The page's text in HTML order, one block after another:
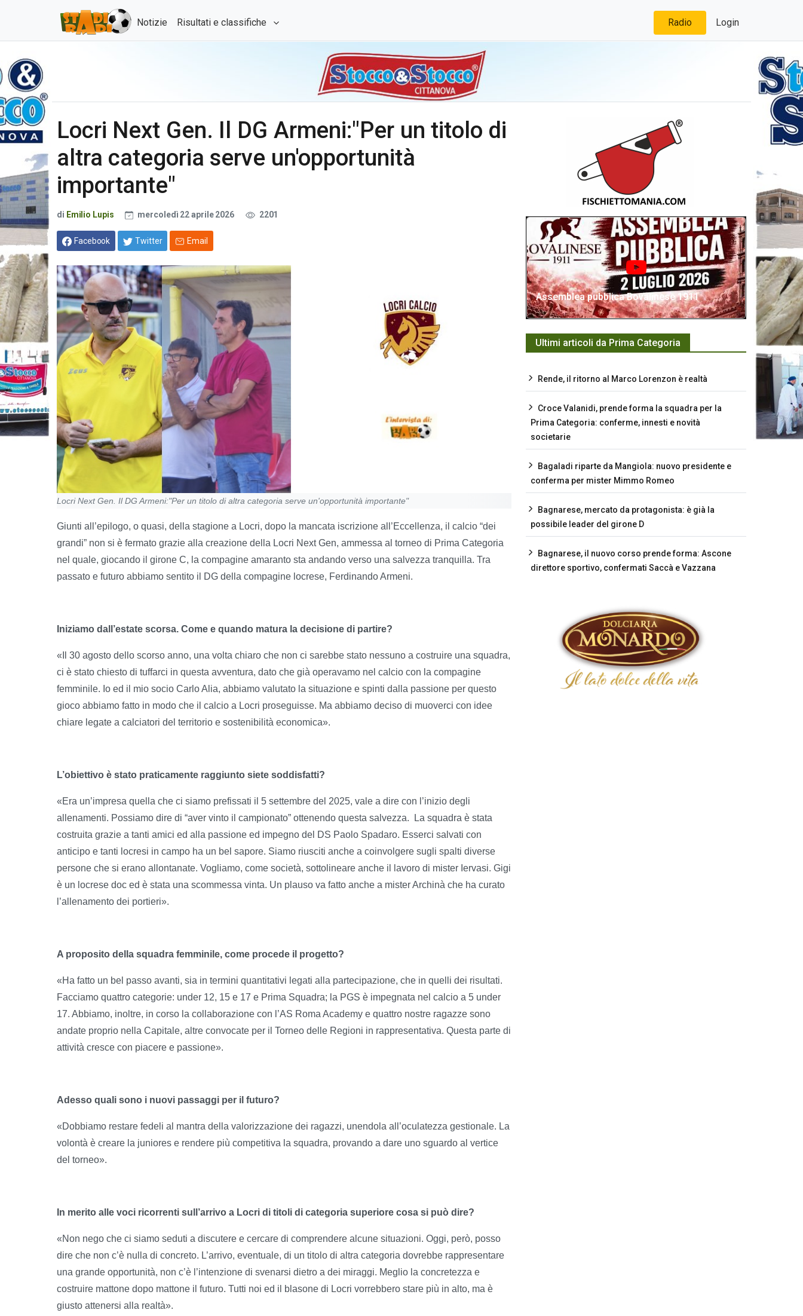
Notizie Risultati e classifiche Radio Login
Locri Next Gen. Il DG Armeni:"Per un titolo di
altra categoria serve un'opportunità
importante"
di Emilio Lupis mercoledì 22 aprile 2026 2201
Facebook Twitter Email
Locri Next Gen. Il DG Armeni:"Per un titolo di altra categoria serve un'opportunità importante"
Giunti all’epilogo, o quasi, della stagione a Locri, dopo la mancata iscrizione all’Eccellenza, il calcio “dei
grandi” non si è fermato grazie alla creazione della Locri Next Gen, ammessa al torneo di Prima Categoria
nel quale, giocando il girone C, la compagine amaranto sta andando verso una salvezza tranquilla. Tra
passato e futuro abbiamo sentito il DG della compagine locrese, Ferdinando Armeni.
Iniziamo dall’estate scorsa. Come e quando matura la decisione di partire?
«Il 30 agosto dello scorso anno, una volta chiaro che non ci sarebbe stato nessuno a costruire una squadra,
ci è stato chiesto di tuffarci in questa avventura, dato che già operavamo nel calcio con la compagine
femminile. Io ed il mio socio Carlo Alia, abbiamo valutato la situazione e spinti dalla passione per questo
gioco abbiamo fatto in modo che il calcio a Locri proseguisse. Ma abbiamo deciso di muoverci con idee
chiare legate a calciatori del territorio e sostenibilità economica».
L’obiettivo è stato praticamente raggiunto siete soddisfatti?
«Era un’impresa quella che ci siamo prefissati il 5 settembre del 2025, vale a dire con l’inizio degli
allenamenti. Possiamo dire di “aver vinto il campionato” ottenendo questa salvezza.
La squadra è stata
costruita grazie a tanti amici ed alla passione ed impegno del DS Paolo Spadaro. Esserci salvati con
anticipo e tanti locresi in campo ha un bel sapore. Siamo riusciti anche a coinvolgere sugli spalti diverse
persone che si erano allontanate. Vogliamo, come società, sottolineare anche il lavoro di mister Iervasi. Gigi
è un locrese doc ed è stata una scommessa vinta. Un plauso va fatto anche a mister Archinà che ha curato
l’allenamento dei portieri».
A proposito della squadra femminile, come procede il progetto?
«Ha fatto un bel passo avanti, sia in termini quantitativi legati alla partecipazione, che in quelli dei risultati.
Facciamo quattro categorie: under 12, 15 e 17 e Prima Squadra; la PGS è impegnata nel calcio a 5 under
17. Abbiamo, inoltre, in corso la collaborazione con l’AS Roma Academy e quattro nostre ragazze sono
andate proprio nella Capitale, altre convocate per il Torneo delle Regioni in rappresentativa. Questa parte di
attività cresce con piacere e passione».
Adesso quali sono i nuovi passaggi per il futuro?
«Dobbiamo restare fedeli al mantra della valorizzazione dei ragazzi, unendola all’oculatezza gestionale. La
volontà è creare la juniores e rendere più competitiva la squadra, provando a dare uno sguardo al vertice
del torneo».
In merito alle voci ricorrenti sull’arrivo a Locri di titoli di categoria superiore cosa si può dire?
«Non nego che ci siamo seduti a discutere e cercare di comprendere alcune situazioni. Oggi, però, posso
dire che non c’è nulla di concreto. L’arrivo, eventuale, di un titolo di altra categoria dovrebbe rappresentare
una grande opportunità, non c’è l’intenzione di svenarsi dietro a dei miraggi. Meglio la concretezza e
costruire mattone dopo mattone il futuro. Tutti noi ed il blasone di Locri vorrebbero stare più in alto, ma è
giusto attenersi alla realtà».
Assemblea pubblica Bovalinese 1911
Ultimi articoli da Prima Categoria
Rende, il ritorno al Marco Lorenzon è realtà
Croce Valanidi, prende forma la squadra per la
Prima Categoria: conferme, innesti e novità
societarie
Bagaladi riparte da Mangiola: nuovo presidente e
conferma per mister Mimmo Romeo
Bagnarese, mercato da protagonista: è già la
possibile leader del girone D
Bagnarese, il nuovo corso prende forma: Ascone
direttore sportivo, confermati Saccà e Vazzana